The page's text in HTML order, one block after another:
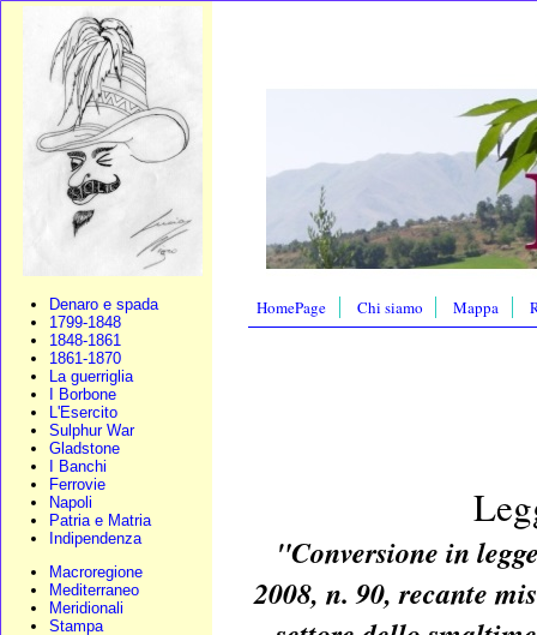
Denaro e spada
1799-1848
1848-1861
1861-1870
La guerriglia
I Borbone
L'Esercito
Sulphur War
Gladstone
I Banchi
Ferrovie
Napoli
Patria e Matria
Indipendenza
Macroregione
Mediterraneo
Meridionali
Stampa
HomePage Chi siamo Mappa
"Conversione in
2008, n. 90, recante